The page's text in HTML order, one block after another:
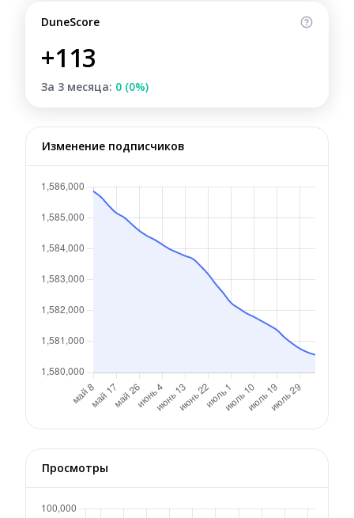
DuneScore
+113
За 3 месяца: 0 (0%)
Изменение подписчиков
Просмотры